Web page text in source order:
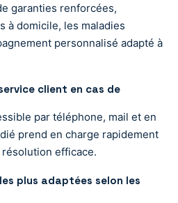
garanties renforcées,
à domicile, les maladies
personnalisé adapté à
client en cas de
par téléphone, mail et en
prend en charge rapidement
efficace.
plus adaptées selon les